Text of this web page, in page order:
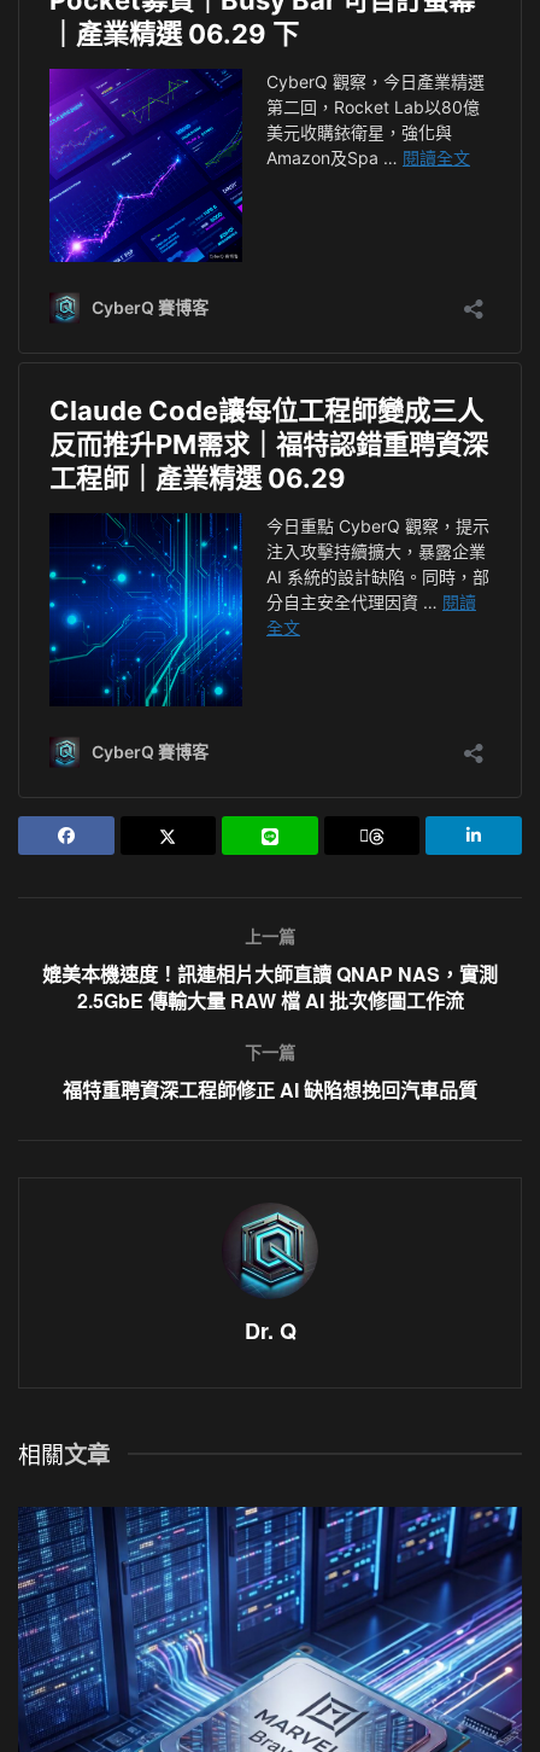
上一篇
媲美本機速度！訊連相片大師直讀 QNAP NAS，實測
2.5GbE 傳輸大量 RAW 檔 AI 批次修圖工作流
下一篇
福特重聘資深工程師修正 AI 缺陷想挽回汽車品質
Dr. Q
相關文章